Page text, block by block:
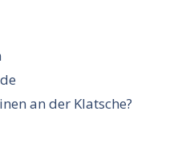
an der Klatsche?